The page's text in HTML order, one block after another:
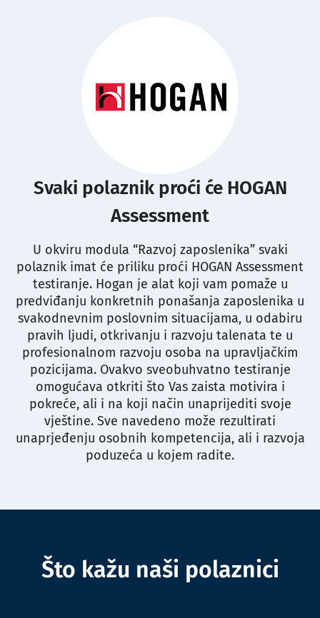
Svaki polaznik proći će HOGAN
Assessment
U okviru modula “Razvoj zaposlenika” svaki
polaznik imat će priliku proći HOGAN Assessment
testiranje. Hogan je alat koji vam pomaže u
predviđanju konkretnih ponašanja zaposlenika u
svakodnevnim poslovnim situacijama, u odabiru
pravih ljudi, otkrivanju i razvoju talenata te u
profesionalnom razvoju osoba na upravljačkim
pozicijama. Ovakvo sveobuhvatno testiranje
omogućava otkriti što Vas zaista motivira i
pokreće, ali i na koji način unaprijediti svoje
vještine. Sve navedeno može rezultirati
unaprjeđenju osobnih kompetencija, ali i razvoja
poduzeća u kojem radite.
Što kažu naši polaznici